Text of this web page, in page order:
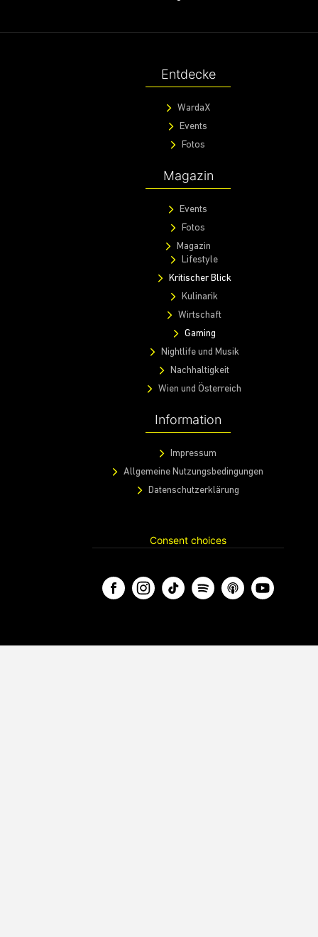
Entdecke
WardaX
Events
Fotos
Magazin
Events
Fotos
Magazin
Lifestyle
Kritischer Blick
Kulinarik
Wirtschaft
Gaming
Nightlife und Musik
Nachhaltigkeit
Wien und Österreich
Information
Impressum
Allgemeine Nutzungsbedingungen
Datenschutzerklärung
Consent choices